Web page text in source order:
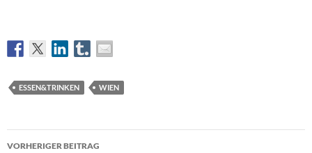
ESSEN&TRINKEN WIEN
Beitragsnavigation
VORHERIGER BEITRAG